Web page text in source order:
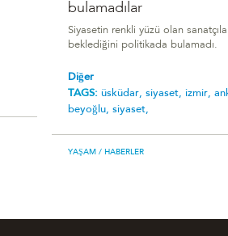
bulamadılar
Siyasetin renkli yüzü olan
beklediğini politikada bulamadı.
Diğer
TAGS: üsküdar, siyaset, i̇zmir,
beyoğlu, siyaset,
YAŞAM / HABERLER